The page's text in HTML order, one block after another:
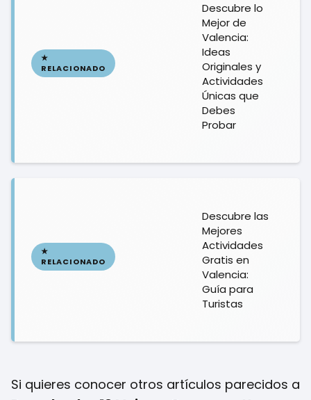
Descubre lo
Mejor de
Valencia:
Ideas
Originales y
Actividades
Únicas que
Debes
Probar
Descubre las
Mejores
Actividades
Gratis en
Valencia:
Guía para
Turistas
Si quieres conocer otros artículos parecidos a